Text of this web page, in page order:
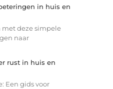
in huis en
met deze simpele
naar
rust in huis en
Een gids voor